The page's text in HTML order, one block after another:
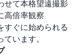
せて本格望遠撮影
高倍率観察
すぐに始められる
います。